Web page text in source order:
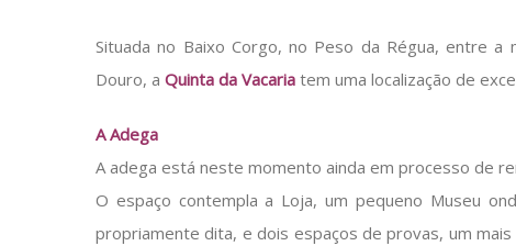
Situada no Baixo Corgo, no Peso da Régua, entre
Douro, a Quinta da Vacaria tem uma localização de
A Adega
A adega está neste momento ainda em processo de
O espaço contempla a Loja, um pequeno Museu
propriamente dita, e dois espaços de provas, um